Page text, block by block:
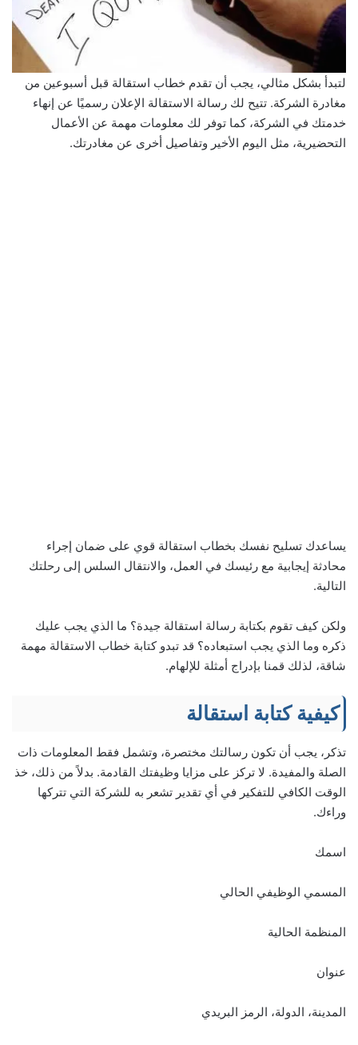
لتبدأ بشكل مثالي، يجب أن تقدم خطاب استقالة قبل أسبوعين من
مغادرة الشركة. تتيح لك رسالة الاستقالة الإعلان رسميًا عن إنهاء
خدمتك في الشركة، كما توفر لك معلومات مهمة عن الأعمال
التحضيرية، مثل اليوم الأخير وتفاصيل أخرى عن مغادرتك.
يساعدك تسليح نفسك بخطاب استقالة قوي على ضمان إجراء
محادثة إيجابية مع رئيسك في العمل، والانتقال السلس إلى رحلتك
التالية.
ولكن كيف تقوم بكتابة رسالة استقالة جيدة؟ ما الذي يجب عليك
ذكره وما الذي يجب استبعاده؟ قد تبدو كتابة خطاب الاستقالة مهمة
شاقة، لذلك قمنا بإدراج أمثلة للإلهام.
كيفية كتابة استقالة
تذكر، يجب أن تكون رسالتك مختصرة، وتشمل فقط المعلومات ذات
الصلة والمفيدة. لا تركز على مزايا وظيفتك القادمة. بدلاً من ذلك، خذ
الوقت الكافي للتفكير في أي تقدير تشعر به للشركة التي تتركها
وراءك.
اسمك
المسمي الوظيفي الحالي
المنظمة الحالية
عنوان
المدينة، الدولة، الرمز البريدي